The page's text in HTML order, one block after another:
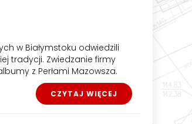
w Białymstoku odwiedzili
tradycji. Zwiedzanie firmy
z Perłami Mazowsza.
CZYTAJ WIĘCEJ